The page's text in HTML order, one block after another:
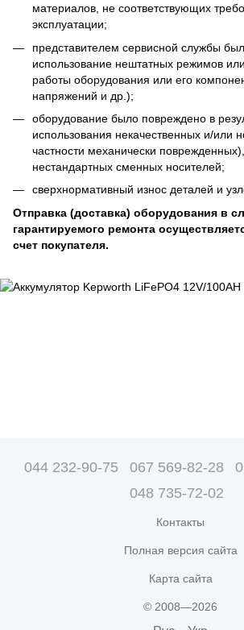
материалов, не соответствующих
эксплуатации;
представителем сервисной службы
использование нештатных режимов
работы оборудования или его
напряжений и др.);
оборудование было повреждено в
использования некачественных и/или
частности механически
нестандартных сменных носителей;
сверхнормативный износ деталей и
Отправка (доставка) оборудования в
гарантируемого ремонта
счет покупателя.
044 232-90-75 067 569-82-28
048 735-72-02
Контакты
Полная версия сайта
Карта сайта
© 2008—2026